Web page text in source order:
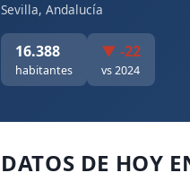
Sevilla, Andalucía
16.388
habitantes
▼ -22
vs 2024
DATOS DE HOY